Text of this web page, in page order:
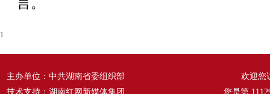
1
主办单位：中共湖南省委组织部
技术支持：湖南红网新媒体集团
欢迎您
您是第